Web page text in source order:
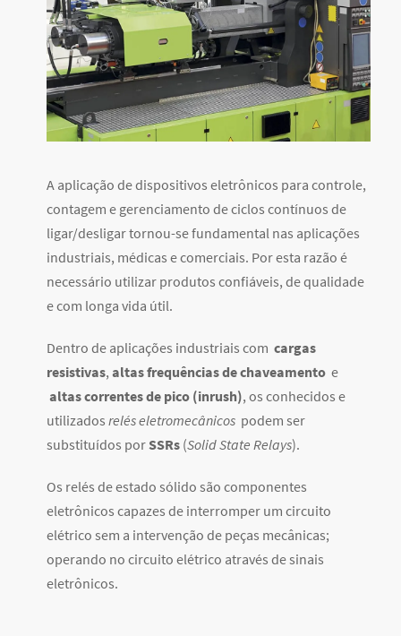
A aplicação de dispositivos eletrônicos para controle,
contagem e gerenciamento de ciclos contínuos de
ligar/desligar tornou-se fundamental nas aplicações
industriais, médicas e comerciais. Por esta razão é
necessário utilizar produtos confiáveis, de qualidade
e com longa vida útil.
Dentro de aplicações industriais com cargas
resistivas, altas frequências de chaveamento e
altas correntes de pico (inrush), os conhecidos e
utilizados relés eletromecânicos podem ser
substituídos porSSRs (Solid State Relays).
Os relés de estado sólido são componentes
eletrônicos capazes de interromper um circuito
elétrico sem a intervenção de peças mecânicas;
operando no circuito elétrico através desinais
eletrônicos.